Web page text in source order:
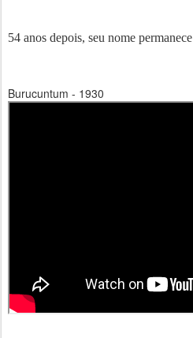
54 anos depois, seu nome
Burucuntum - 1930